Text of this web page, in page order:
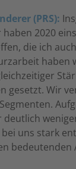
(PRS):
2020
die ich
haben
gesetzt. Wir
deutlich
uns stark
bedeutenden